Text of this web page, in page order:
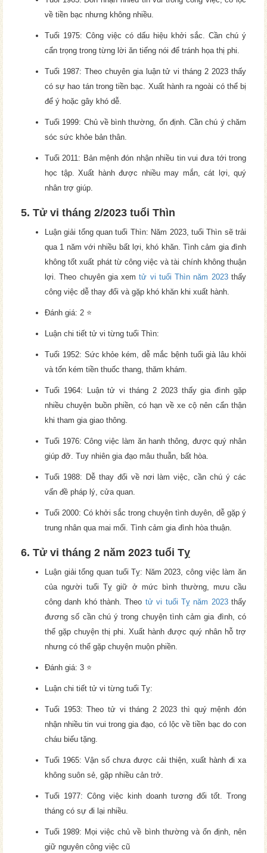
về tiền bạc nhưng không nhiều.
Tuổi 1975: Công việc có dấu hiệu khởi sắc. Cần chú ý
cẩn trọng trong từng lời ăn tiếng nói để tránh họa thị phi.
Tuổi 1987: Theo chuyên gia luận tử vi tháng 2 2023 thấy
có sự hao tán trong tiền bạc. Xuất hành ra ngoài có thể bị
để ý hoặc gây khó dễ.
Tuổi 1999: Chủ về bình thường, ổn định. Cần chú ý chăm
sóc sức khỏe bản thân.
Tuổi 2011: Bản mệnh đón nhận nhiều tin vui đưa tới trong
học tập. Xuất hành được nhiều may mắn, cát lợi, quý
nhân trợ giúp.
5. Tử vi tháng 2/2023 tuổi Thìn
Luận giải tổng quan tuổi Thìn: Năm 2023, tuổi Thìn sẽ trải
qua 1 năm với nhiều bất lợi, khó khăn. Tình cảm gia đình
không tốt xuất phát từ công việc và tài chính không thuận
lợi. Theo chuyên gia xemtử vi tuổi Thìn năm 2023thấy
công việc dễ thay đổi và gặp khó khăn khi xuất hành.
Đánh giá: 2 ⭐
Luận chi tiết tử vi từng tuổi Thìn:
Tuổi 1952: Sức khỏe kém, dễ mắc bệnh tuổi già lâu khỏi
và tốn kém tiền thuốc thang, thăm khám.
Tuổi 1964: Luận tử vi tháng 2 2023 thấy gia đình gặp
nhiều chuyện buồn phiền, có hạn về xe cộ nên cẩn thận
khi tham gia giao thông.
Tuổi 1976: Công việc làm ăn hanh thông, được quý nhân
giúp đỡ. Tuy nhiên gia đạo mâu thuẫn, bất hòa.
Tuổi 1988: Dễ thay đổi về nơi làm việc, cần chú ý các
vấn đề pháp lý, cửa quan.
Tuổi 2000: Có khởi sắc trong chuyện tình duyên, dễ gặp ý
trung nhân qua mai mối. Tình cảm gia đình hòa thuận.
6. Tử vi tháng 2 năm 2023 tuổi Tỵ
Luận giải tổng quan tuổi Tỵ: Năm 2023, công việc làm ăn
của người tuổi Tỵ giữ ở mức bình thường, mưu cầu
công danh khó thành. Theo tử vi tuổi Tỵ năm 2023thấy
đương số cần chú ý trong chuyện tình cảm gia đình, có
thể gặp chuyện thị phi. Xuất hành được quý nhân hỗ trợ
nhưng có thể gặp chuyện muộn phiền.
Đánh giá: 3 ⭐
Luận chi tiết tử vi từng tuổi Tỵ:
Tuổi 1953: Theo tử vi tháng 2 2023 thì quý mệnh đón
nhận nhiều tin vui trong gia đạo, có lộc về tiền bạc do con
cháu biếu tặng.
Tuổi 1965: Vận số chưa được cải thiện, xuất hành đi xa
không suôn sẻ, gặp nhiều cản trở.
Tuổi 1977: Công việc kinh doanh tương đối tốt. Trong
tháng có sự đi lại nhiều.
Tuổi 1989: Mọi việc chủ về bình thường và ổn định, nên
giữ nguyên công việc cũ